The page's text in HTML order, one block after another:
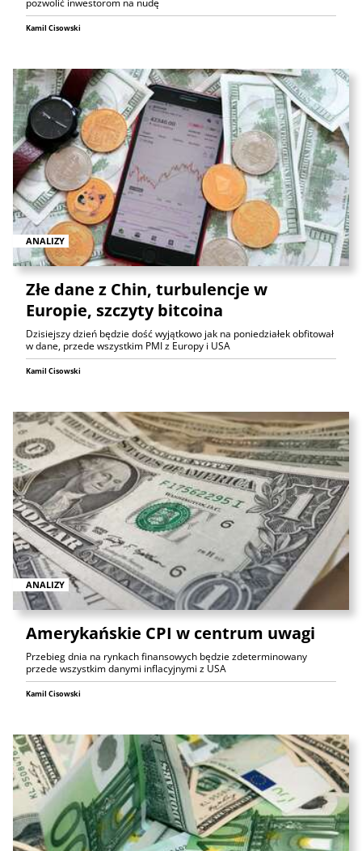
Kamil Cisowski
ANALIZY
Złe dane z Chin, turbulencje w
Europie, szczyty bitcoina
Dzisiejszy dzień będzie dość wyjątkowo jak na poniedziałek obfitował
w dane, przede wszystkim PMI z Europy i USA
Kamil Cisowski
ANALIZY
Amerykańskie CPI w centrum uwagi
Przebieg dnia na rynkach finansowych będzie zdeterminowany
przede wszystkim danymi inflacyjnymi z USA
Kamil Cisowski